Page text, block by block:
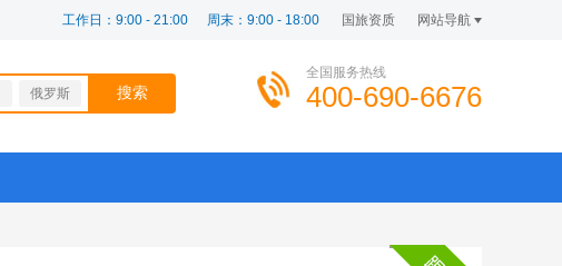
网站导航
国旅资质
工作日：9:00 - 21:00 周末：9:00 - 18:00
俄罗斯
全国服务热线
400-690-6676